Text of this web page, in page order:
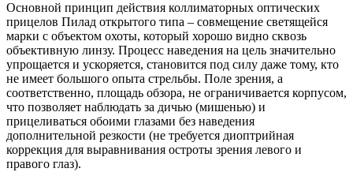
Основной принцип действия коллиматорных оптических
пpицeлoв Пилад открытого типа – совмещение светящейся
марки с объектом охоты, который хорошо видно сквозь
объективную линзу. Процесс наведения на цель значительно
упрощается и ускоряется, становится под силу даже тому, кто
не имеет большого опыта стрельбы. Поле зрения, а
соответственно, площадь обзора, не ограничивается корпусом,
что позволяет наблюдать за дичью (мишенью) и
прицеливаться обоими глазами без наведения
дополнительной резкости (не требуется диоптрийная
коррекция для выравнивания остроты зрения левого и
правого глаз).